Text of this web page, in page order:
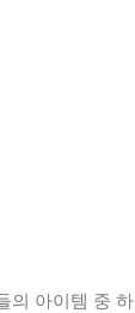
아이템 중